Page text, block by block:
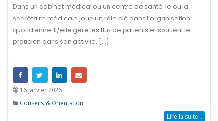
Dans un cabinet médical ou un centre de santé, le ou la
secrétaire médicale joue un rôle clé dans l’organisation
quotidienne. Il/elle gère les flux de patients et soutient le
praticien dans son activité. [...]
16 janvier 2026
Conseils & Orientation
Lire la suite...